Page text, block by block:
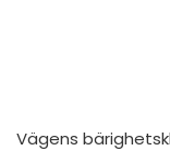
Vägens